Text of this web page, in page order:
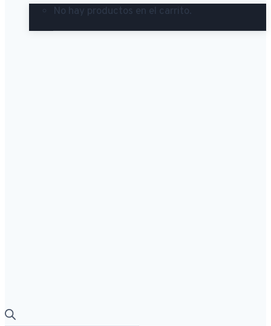
No hay productos en el carrito.